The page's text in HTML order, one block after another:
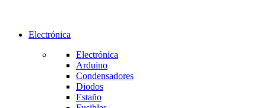
Electrónica
Electrónica
Arduino
Condensadores
Diodos
Estaño